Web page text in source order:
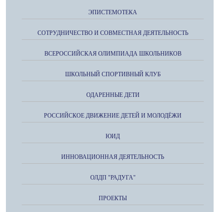
ЭПИСТЕМОТЕКА
СОТРУДНИЧЕСТВО И СОВМЕСТНАЯ ДЕЯТЕЛЬНОСТЬ
ВСЕРОССИЙСКАЯ ОЛИМПИАДА ШКОЛЬНИКОВ
ШКОЛЬНЫЙ СПОРТИВНЫЙ КЛУБ
ОДАРЕННЫЕ ДЕТИ
РОССИЙСКОЕ ДВИЖЕНИЕ ДЕТЕЙ И МОЛОДЁЖИ
ЮИД
ИННОВАЦИОННАЯ ДЕЯТЕЛЬНОСТЬ
ОЛДП "РАДУГА"
ПРОЕКТЫ